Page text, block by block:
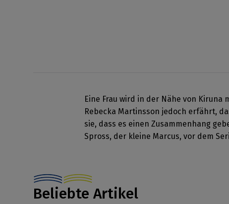
Eine Frau wird in der Nähe von
Rebecka Martinsson jedoch erfährt,
sie, dass es einen Zusammenhang
Spross, der kleine Marcus, vor dem
Beliebte Artikel